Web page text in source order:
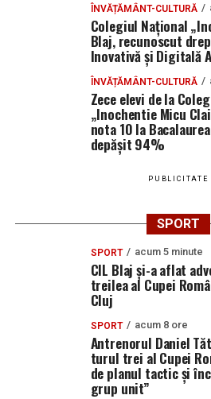
ÎNVĂȚĂMÂNT-CULTURĂ
Colegiul Național
Blaj, recunoscut
Inovativă și Digitală
ÎNVĂȚĂMÂNT-CULTURĂ
Zece elevi de la
„Inochentie Micu
nota 10 la
depășit 94%
PUBLICITATE
SPORT
SPORT acum 5 minute
CIL Blaj și-a aflat
treilea al Cupei
Cluj
SPORT acum 8 ore
Antrenorul Daniel
turul trei al Cupei
de planul tactic și
grup unit”